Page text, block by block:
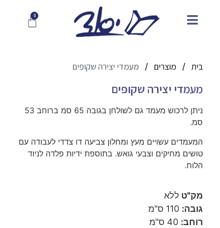
בית / מוצרים / מעמדי יצירה שקופים
מעמדי יצירה שקופים
ניתן לרכוש מעמד גם לשולחן בגובה 65 סמ ברוחב 53
סמ.
המעמדים עשויים מעץ ומחלון צביעה דו צדדי לעבודה עם
טושים מחיקים וצבעי גואש. בתוספת ידיות פלדה לניוד
הלוח.
מק"ט ללא
גובה:
רוחב: